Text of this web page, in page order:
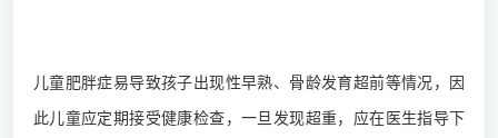
儿童肥胖症易导致孩子出现性早熟、骨龄发育超前等情况，因
此儿童应定期接受健康检查，一旦发现超重，应在医生指导下